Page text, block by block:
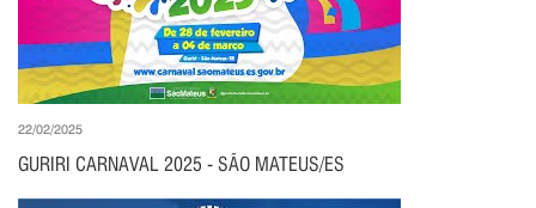
22/02/2025
GURIRI CARNAVAL 2025 - SÃO MATEUS/ES